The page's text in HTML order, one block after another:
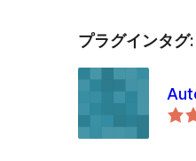
プラグインタグ: